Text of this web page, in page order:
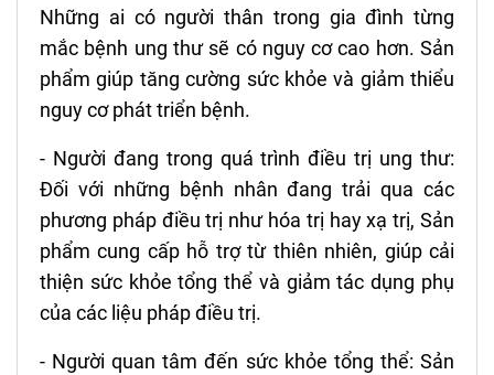
Những ai có người thân trong gia đình từng
mắc bệnh ung thư sẽ có nguy cơ cao hơn. Sản
phẩm giúp tăng cường sức khỏe và giảm thiểu
nguy cơ phát triển bệnh.
- Người đang trong quá trình điều trị ung thư:
Đối với những bệnh nhân đang trải qua các
phương pháp điều trị như hóa trị hay xạ trị, Sản
phẩm cung cấp hỗ trợ từ thiên nhiên, giúp cải
thiện sức khỏe tổng thể và giảm tác dụng phụ
của các liệu pháp điều trị.
- Người quan tâm đến sức khỏe tổng thể: Sản